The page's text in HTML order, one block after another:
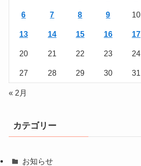
6 7 8 9 10
13 14 15 16 17
20 21 22 23 24
27 28 29 30 31
« 2月
カテゴリー
お知らせ